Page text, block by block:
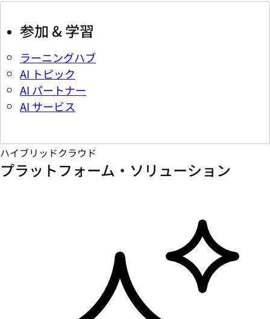
参加 & 学習
ラーニングハブ
AI トピック
AI パートナー
AI サービス
ハイブリッドクラウド
プラットフォーム・ソリューション